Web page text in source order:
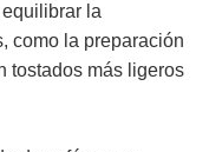
la
como la preparación
tostados más ligeros